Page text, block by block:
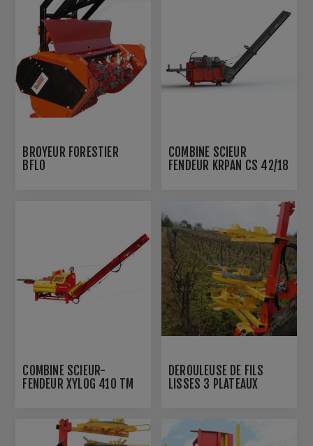
BROYEUR FORESTIER
BFLO
COMBINÉ SCIEUR
FENDEUR KRPAN CS 42/18
COMBINÉ SCIEUR-
FENDEUR XYLOG 410 TM
DÉROULEUSE DE FILS
LISSES 3 PLATEAUX